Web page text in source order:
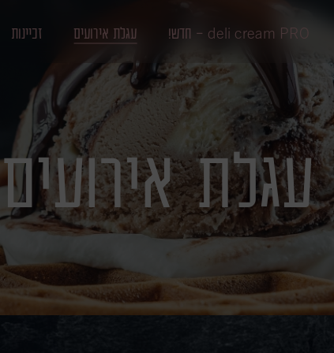
deli cream PRO - חדש! עגלת אירועים זכיינות
עגלת אירועים